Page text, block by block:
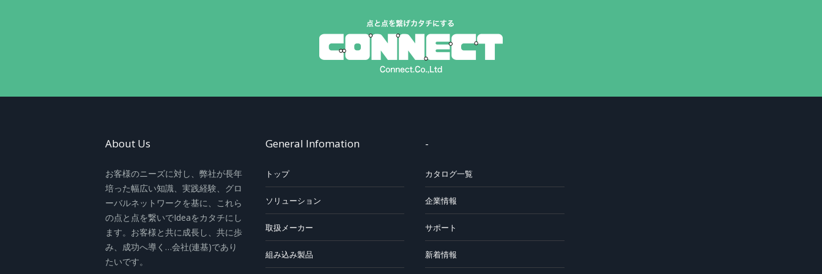
About Us
お客様のニーズに対し、弊社が長年
培った幅広い知識、実践経験、グロ
ーバルネットワークを基に、これら
の点と点を繋いでIdeaをカタチにし
ます。お客様と共に成長し、共に歩
み、成功へ導く…会社(連基)であり
たいです。
General Infomation
トップ
ソリューション
取扱メーカー
組み込み製品
-
カタログ一覧
企業情報
サポート
新着情報